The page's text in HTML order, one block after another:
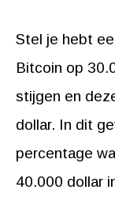
Stel je hebt
Bitcoin op
stijgen en
dollar. In dit
percentage
40.000 dollar